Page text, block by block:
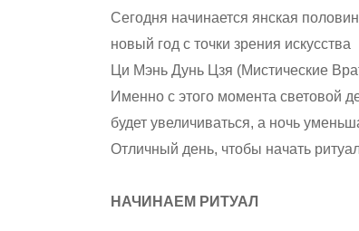
Сегодня начинается янская
новый год с точки зрения искусства
Ци Мэнь Дунь Цзя (Мистические
Именно с этого момента световой
будет увеличиваться, а ночь
Отличный день, чтобы начать
НАЧИНАЕМ РИТУАЛ